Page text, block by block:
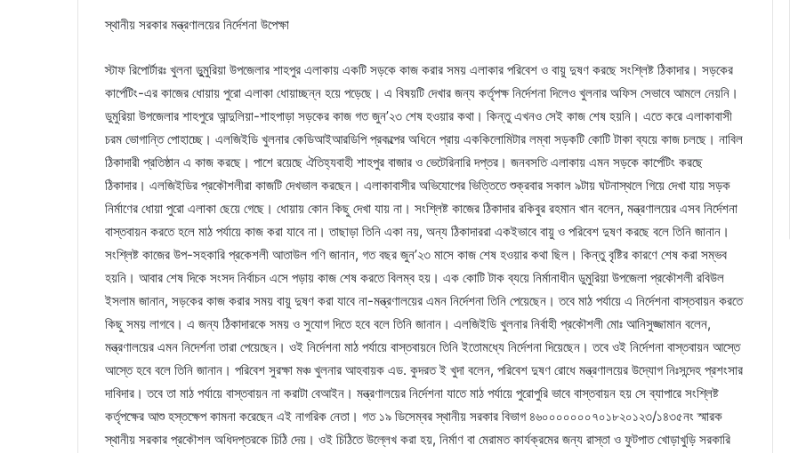
স্থানীয় সরকার মন্ত্রণালয়ের নির্দেশনা উপেক্ষা
স্টাফ রিপোর্টারঃ খুলনা ডুুমুরিয়া উপজেলার শাহপুর এলাকায় একটি সড়কে কাজ করার সময় এলাকার পরিবেশ ও বায়ু দুষণ করছে সংশ্লিষ্ট ঠিকাদার। সড়কের
কার্পেটিং-এর কাজের ধোয়ায় পুরো এলাকা ধোয়াচ্ছন্ন হয়ে পড়েছে। এ বিষয়টি দেখার জন্য কর্তৃপক্ষ নির্দেশনা দিলেও খুলনার অফিস সেভাবে আমলে নেয়নি।
ডুমুরিয়া উপজেলার শাহপুরে আন্দুলিয়া-শাহপাড়া সড়কের কাজ গত জুন’২৩ শেষ হওয়ার কথা। কিন্তু এখনও সেই কাজ শেষ হয়নি। এতে করে এলাকাবাসী
চরম ভোগান্তি পোহাচ্ছে। এলজিইডি খুলনার কেডিআইআরডিপি প্রকল্পের অধিনে প্রায় এককিলোমিটার লম্বা সড়কটি কোটি টাকা ব্যয়ে কাজ চলছে। নাবিল
ঠিকাদারী প্রতিষ্ঠান এ কাজ করছে। পাশে রয়েছে ঐতিহ্যবাহী শাহপুর বাজার ও ভেটেরিনারি দপ্তর। জনবসতি এলাকায় এমন সড়কে কার্পেটিং করছে
ঠিকাদার। এলজিইডির প্রকৌশলীরা কাজটি দেখভাল করছেন। এলাকাবাসীর অভিযোগের ভিত্তিতে শুক্রবার সকাল ৯টায় ঘটনাস্থলে গিয়ে দেখা যায় সড়ক
নির্মাণের ধোয়া পুরো এলাকা ছেয়ে গেছে। ধোয়ায় কোন কিছু দেখা যায় না। সংশ্লিষ্ট কাজের ঠিকাদার রকিবুর রহমান খান বলেন, মন্ত্রণালয়ের এসব নির্দেশনা
বাস্তবায়ন করতে হলে মাঠ পর্যায়ে কাজ করা যাবে না। তাছাড়া তিনি একা নয়, অন্য ঠিকাদাররা একইভাবে বায়ু ও পরিবেশ দুষণ করছে বলে তিনি জানান।
সংশ্লিষ্ট কাজের উপ-সহকারি প্রকেশলী আতাউল গণি জানান, গত বছর জুন’২৩ মাসে কাজ শেষ হওয়ার কথা ছিল। কিন্তু বৃষ্টির কারণে শেষ করা সম্ভব
হয়নি। আবার শেষ দিকে সংসদ নির্বাচন এসে পড়ায় কাজ শেষ করতে বিলম্ব হয়। এক কোটি টাক ব্যয়ে নির্মানাধীন ডুমুরিয়া উপজেলা প্রকৌশলী রবিউল
ইসলাম জানান, সড়কের কাজ করার সময় বায়ু দুষণ করা যাবে না-মন্ত্রণালয়ের এমন নির্দেশনা তিনি পেয়েছেন। তবে মাঠ পর্যায়ে এ নির্দেশনা বাস্তবায়ন করতে
কিছু সময় লাগবে। এ জন্য ঠিকাদারকে সময় ও সুযোগ দিতে হবে বলে তিনি জানান। এলজিইডি খুলনার নির্বাহী প্রকৌশলী মোঃ আনিসুজ্জামান বলেন,
মন্ত্রণালয়ের এমন নিদের্শনা তারা পেয়েছেন। ওই নির্দেশনা মাঠ পর্যায়ে বাস্তবায়নে তিনি ইতোমধ্যে নির্দেশনা দিয়েছেন। তবে ওই নির্দেশনা বাস্তবায়ন আস্তে
আস্তে হবে বলে তিনি জানান। পরিবেশ সুরক্ষা মঞ্চ খুলনার আহবায়ক এড. কুদরত ই খুদা বলেন, পরিবেশ দুষণ রোধে মন্ত্রণালয়ের উদ্যোগ নিঃসন্দেহ প্রশংসার
দাবিদার। তবে তা মাঠ পর্যায়ে বাস্তবায়ন না করাটা বেআইন। মন্ত্রণালয়ের নির্দেশনা যাতে মাঠ পর্যায়ে পুরোপুরি ভাবে বাস্তবায়ন হয় সে ব্যাপারে সংশ্লিষ্ট
কর্তৃপক্ষের আশু হস্তক্ষেপ কামনা করেছেন এই নাগরিক নেতা। গত ১৯ ডিসেম্বর স্থানীয় সরকার বিভাগ ৪৬০০০০০০০৭০১৮২০১২৩/১৪৩৫নং স্মারক
স্থানীয় সরকার প্রকৌশল অধিদপ্তরকে চিঠি দেয়। ওই চিঠিতে উল্লেখ করা হয়, নির্মাণ বা মেরামত কার্যক্রমের জন্য রাস্তা ও ফুটপাত খোড়াখুড়ি সরকারি